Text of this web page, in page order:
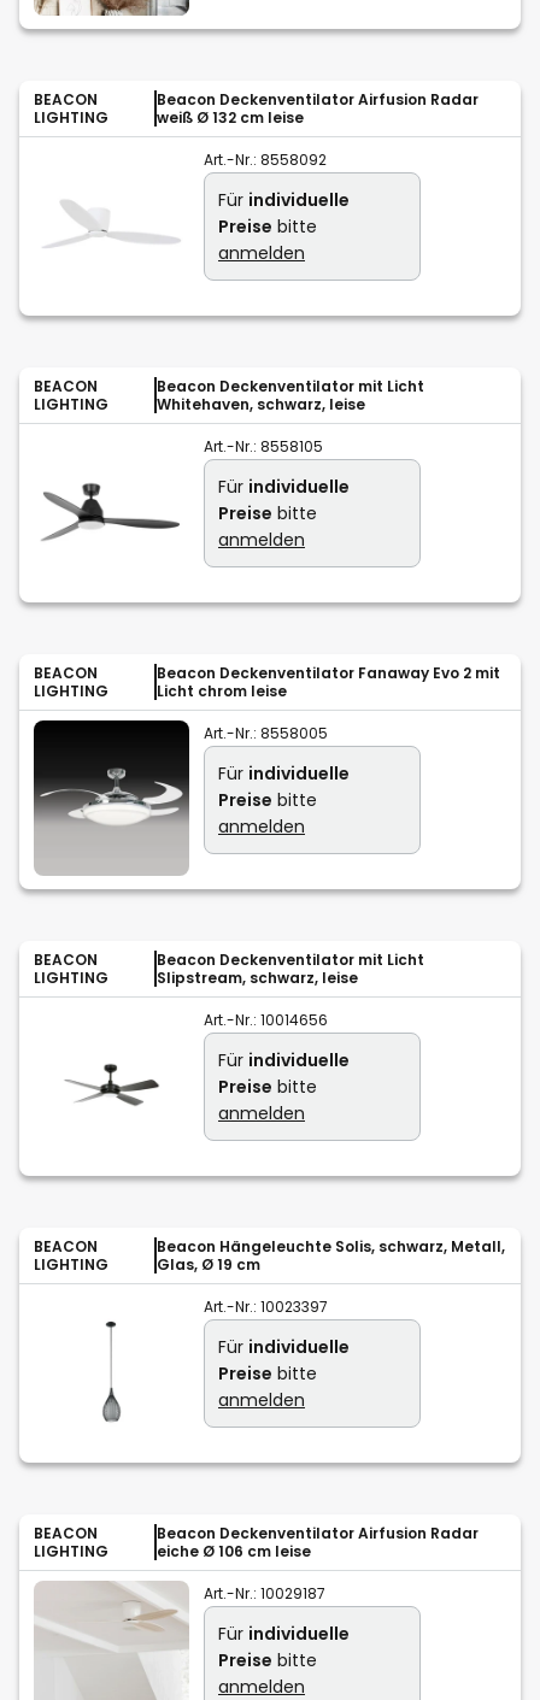
BEACON
LIGHTING
Beacon Deckenventilator Airfusion Radar
weiß Ø 132 cm leise
Art.-Nr.: 8558092
Für individuelle
Preise bitte
anmelden
BEACON
LIGHTING
Beacon Deckenventilator mit Licht
Whitehaven, schwarz, leise
Art.-Nr.: 8558105
Für individuelle
Preise bitte
anmelden
BEACON
LIGHTING
Beacon Deckenventilator Fanaway Evo 2 mit
Licht chrom leise
Art.-Nr.: 8558005
Für individuelle
Preise bitte
anmelden
BEACON
LIGHTING
Beacon Deckenventilator mit Licht
Slipstream, schwarz, leise
Art.-Nr.: 10014656
Für individuelle
Preise bitte
anmelden
BEACON
LIGHTING
Beacon Hängeleuchte Solis, schwarz, Metall,
Glas, Ø 19 cm
Art.-Nr.: 10023397
Für individuelle
Preise bitte
anmelden
BEACON
LIGHTING
Beacon Deckenventilator Airfusion Radar
eiche Ø 106 cm leise
Art.-Nr.: 10029187
Für individuelle
Preise bitte
anmelden